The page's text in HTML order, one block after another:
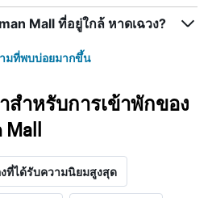
Mall ที่อยู่ใกล้ หาดเฉวง?
มที่พบบ่อยมากขึ้น
ำหรับการเข้าพักของ
งที่ได้รับความนิยมสูงสุด